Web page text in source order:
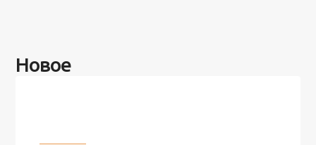
Новое